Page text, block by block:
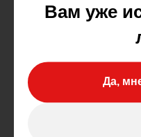
Вам уже
Да,
Задержка преждевременного
счет притупления
распылить пролонгатор на
примерно через 15 минут